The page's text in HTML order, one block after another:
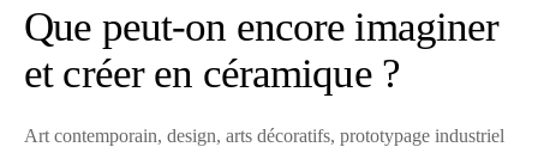
Que peut-on encore imaginer
et créer en céramique ?
Art contemporain, design, arts décoratifs, prototypage industriel